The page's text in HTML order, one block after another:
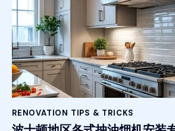
RENOVATION TIPS & TRICKS